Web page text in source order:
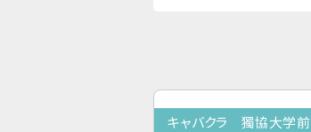
キャバクラ 獨協大学前